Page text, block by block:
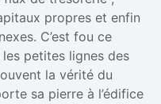
propres et enfin
C’est fou ce
petites lignes des
la vérité du
sa pierre à l’édifice